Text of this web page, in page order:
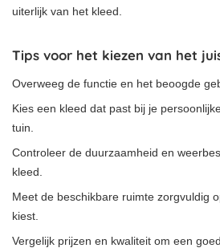
uiterlijk van het kleed.
Tips voor het kiezen van het
Overweeg de functie en het beoogde
Kies een kleed dat past bij je
tuin.
Controleer de duurzaamheid en
kleed.
Meet de beschikbare ruimte zorgvuldig
kiest.
Vergelijk prijzen en kwaliteit om een